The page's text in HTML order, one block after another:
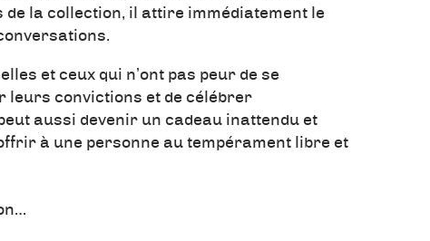
de la collection, il attire immédiatement le
et ceux qui n’ont pas peur de se
leurs convictions et de célébrer
aussi devenir un cadeau inattendu et
à une personne au tempérament libre et